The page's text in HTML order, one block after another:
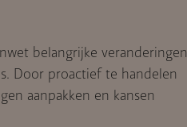
belangrijke veranderingen
Door proactief te handelen
aanpakken en kansen